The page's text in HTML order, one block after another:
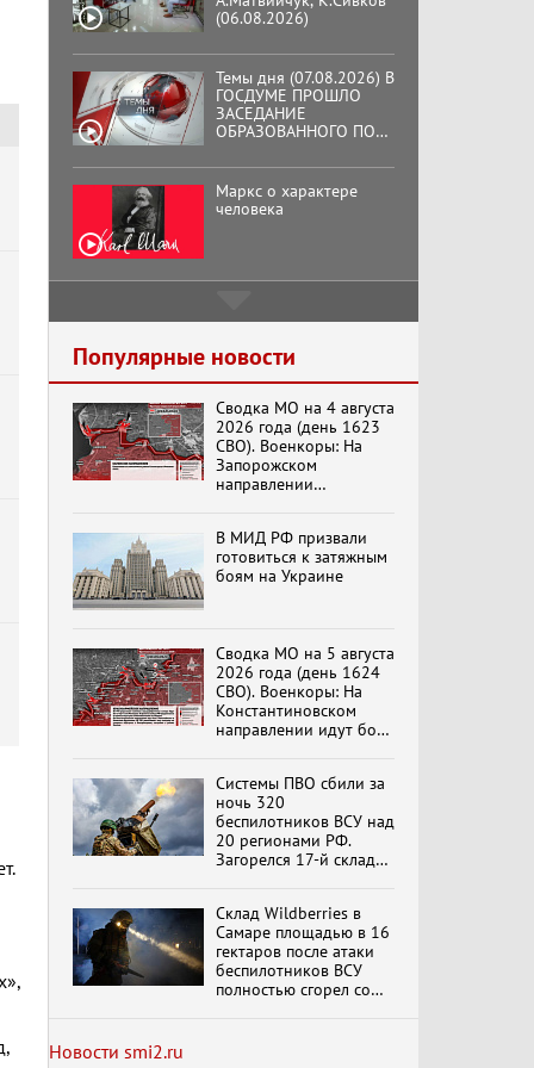
ЗАСЕДАНИЕ
ОБРАЗОВАННОГО ПО
КОМИТЕТА ЗА
ОСВОБОЖДЕНИЕ
ПРЕЗИДЕНТА
ВЕНЕСУЭЛЫ
Маркс о характере
человека
Подмосковный
кооператор
(07.08.2026)
Бренды Советской
эпохи "Гжель"
Специальный репортаж
«Изменимся или
вымрем»
К ГРАЖДАНАМ
РОССИИ! Обращение
Г.А. Зюганова,
Председателя ЦК
КПРФ Руководителя
фракции КПРФ в
РФ (28.07.2026)
фильм "Империализм и
террор"
А.Матвийчук, К.Сивков
(06.08.2026)
Темы дня (07.08.2026) В
Популярные новости
Сводка МО на 4 августа
2026 года (день 1623
СВО). Военкоры: На
Запорожском
направлении
Степногорска
В МИД РФ призвали
готовиться к затяжным
боям на Украине
Сводка МО на 5 августа
2026 года (день 1624
СВО). Военкоры: На
Константиновском
направлении идут бои
Системы ПВО сбили за
ночь 320
беспилотников ВСУ над
20 регионами РФ.
Загорелся 17-й склад
года
обновлено
Склад Wildberries в
Самаре площадью в 16
гектаров после атаки
беспилотников ВСУ
полностью сгорел со
Новости smi2.ru